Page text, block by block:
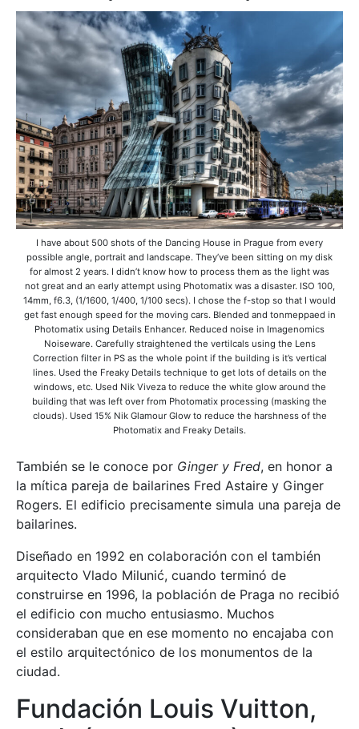
I have about 500 shots of the Dancing House in Prague from every
possible angle, portrait and landscape. They’ve been sitting on my disk
for almost 2 years. I didn’t know how to process them as the light was
not great and an early attempt using Photomatix was a disaster. ISO 100,
14mm, f6.3, (1/1600, 1/400, 1/100 secs). I chose the f-stop so that I would
get fast enough speed for the moving cars. Blended and tonmeppaed in
Photomatix using Details Enhancer. Reduced noise in Imagenomics
Noiseware. Carefully straightened the vertilcals using the Lens
Correction filter in PS as the whole point if the building is it’s vertical
lines. Used the Freaky Details technique to get lots of details on the
windows, etc. Used Nik Viveza to reduce the white glow around the
building that was left over from Photomatix processing (masking the
clouds). Used 15% Nik Glamour Glow to reduce the harshness of the
Photomatix and Freaky Details.
También se le conoce por Ginger y Fred, en honor a
la mítica pareja de bailarines Fred Astaire y Ginger
Rogers. El edificio precisamente simula una pareja de
bailarines.
Diseñado en 1992 en colaboración con el también
arquitecto Vlado Milunić, cuando terminó de
construirse en 1996, la población de Praga no recibió
el edificio con mucho entusiasmo. Muchos
consideraban que en ese momento no encajaba con
el estilo arquitectónico de los monumentos de la
ciudad.
Fundación Louis Vuitton,